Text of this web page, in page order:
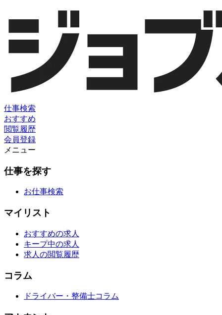
仕事検索
おすすめ
閲覧履歴
会員登録
メニュー
仕事を探す
お仕事検索
マイリスト
おすすめの求人
キープ中の求人
求人の閲覧履歴
コラム
ドライバー・整備士コラム